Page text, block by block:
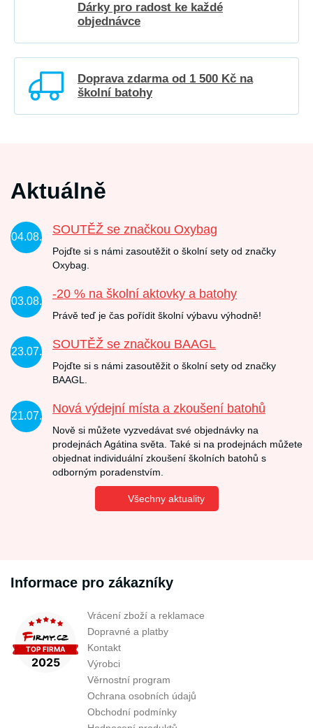
Dárky pro radost ke každé
objednávce
Doprava zdarma od 1 500 Kč na
školní batohy
Aktuálně
04.08.
SOUTĚŽ se značkou Oxybag
Pojďte si s námi zasoutěžit o školní sety od značky
Oxybag.
03.08.
-20 % na školní aktovky a batohy
Právě teď je čas pořídit školní výbavu výhodně!
23.07.
SOUTĚŽ se značkou BAAGL
Pojďte si s námi zasoutěžit o školní sety od značky
BAAGL.
21.07.
Nová výdejní místa a zkoušení batohů
Nově si můžete vyzvedávat své objednávky na
prodejnách Agátina světa. Také si na prodejnách můžete
objednat individuální zkoušení školních batohů s
odborným poradenstvím.
Všechny aktuality
Informace pro zákazníky
Vrácení zboží a reklamace
Dopravné a platby
Kontakt
Výrobci
Věrnostní program
Ochrana osobních údajů
Obchodní podmínky